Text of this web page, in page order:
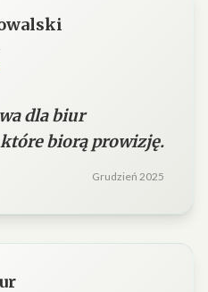
dla biur
biorą prowizję.
Grudzień 2025